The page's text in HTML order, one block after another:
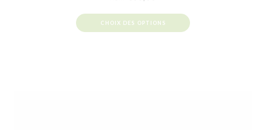
CHOIX DES OPTIONS